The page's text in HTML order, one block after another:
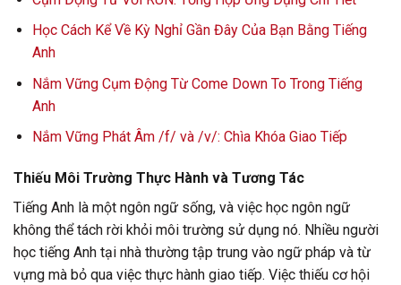
Học Cách Kể Về Kỳ Nghỉ Gần Đây Của Bạn Bằng Tiếng
Anh
Nắm Vững Cụm Động Từ Come Down To Trong Tiếng
Anh
Nắm Vững Phát Âm /f/ và /v/: Chìa Khóa Giao Tiếp
Thiếu Môi Trường Thực Hành và Tương Tác
Tiếng Anh là một ngôn ngữ sống, và việc học ngôn ngữ
không thể tách rời khỏi môi trường sử dụng nó. Nhiều người
học tiếng Anh tại nhà thường tập trung vào ngữ pháp và từ
vựng mà bỏ qua việc thực hành giao tiếp. Việc thiếu cơ hội